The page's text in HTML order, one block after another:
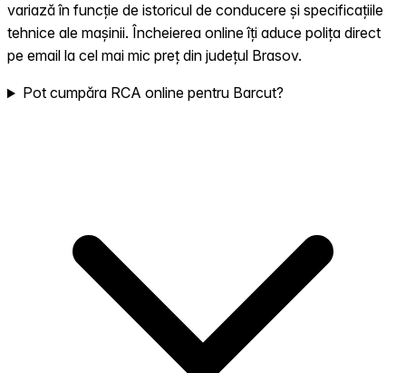
variază în funcție de istoricul de conducere și specificațiile
tehnice ale mașinii. Încheierea online îți aduce polița direct
pe email la cel mai mic preț din județul Brasov.
Pot cumpăra RCA online pentru Barcut?